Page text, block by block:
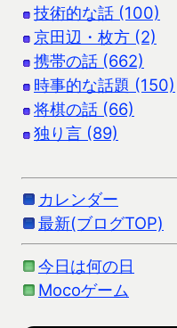
技術的な話 (100)
京田辺・枚方 (2)
携帯の話 (662)
時事的な話題 (150)
将棋の話 (66)
独り言 (89)
カレンダー
最新(ブログTOP)
今日は何の日
Mocoゲーム